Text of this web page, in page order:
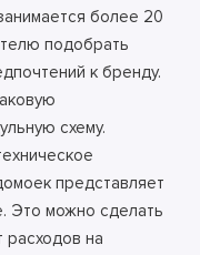
более 20
подобрать
к бренду.
схему.
представляет
Это можно сделать
расходов на